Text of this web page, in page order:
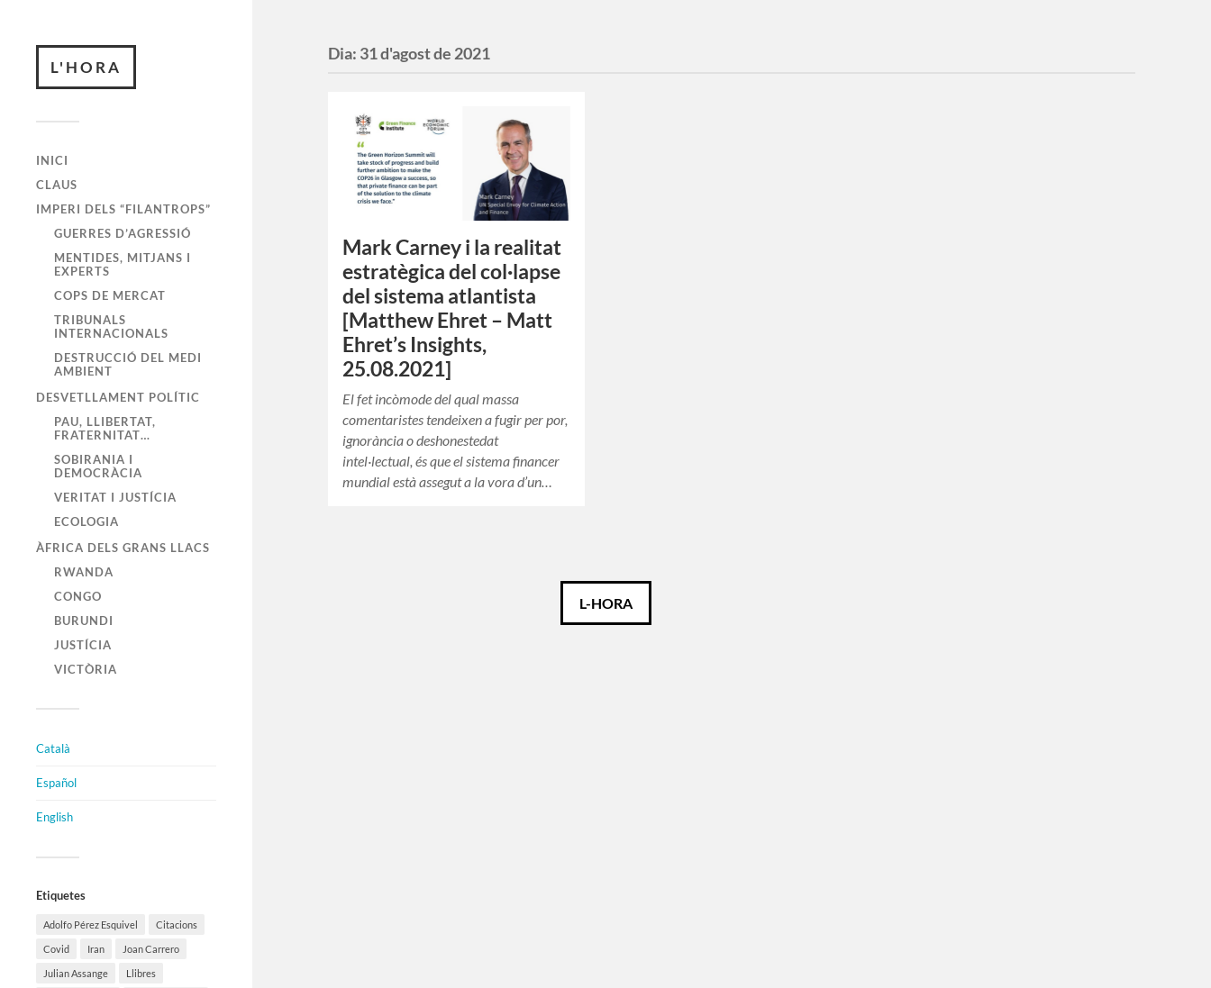
L'HORA
INICI
CLAUS
IMPERI DELS “FILANTROPS”
GUERRES D’AGRESSIÓ
MENTIDES, MITJANS I
EXPERTS
COPS DE MERCAT
TRIBUNALS
INTERNACIONALS
DESTRUCCIÓ DEL MEDI
AMBIENT
DESVETLLAMENT POLÍTIC
PAU, LLIBERTAT,
FRATERNITAT…
SOBIRANIA I
DEMOCRÀCIA
VERITAT I JUSTÍCIA
ECOLOGIA
ÀFRICA DELS GRANS LLACS
RWANDA
CONGO
BURUNDI
JUSTÍCIA
VICTÒRIA
Català
Español
English
Etiquetes
Adolfo Pérez Esquivel Citacions
Covid Iran Joan Carrero
Julian Assange Llibres
Dia: 31 d'agost de 2021
Mark Carney i la realitat
estratègica del col·lapse
del sistema atlantista
[Matthew Ehret – Matt
Ehret’s Insights,
25.08.2021]
El fet incòmode del qual massa
comentaristes tendeixen a fugir per por,
ignorància o deshonestedat
intel·lectual, és que el sistema financer
mundial està assegut a la vora d’un…
L-HORA